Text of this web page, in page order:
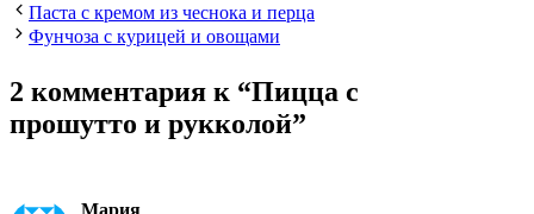
Паста с кремом из чеснока и перца
Фунчоза с курицей и овощами
2 комментария к “Пицца с
прошутто и рукколой”
Мария